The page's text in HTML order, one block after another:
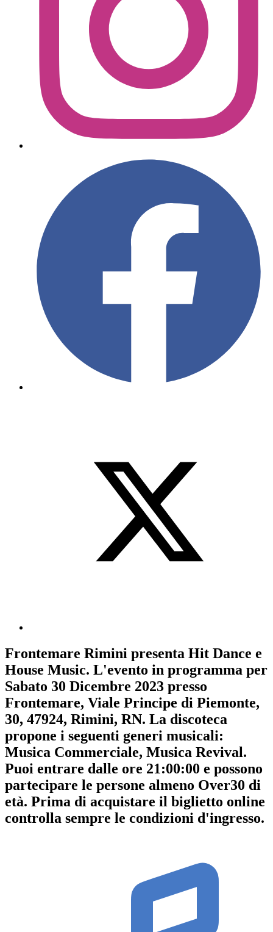
Frontemare Rimini presenta Hit Dance e
House Music. L'evento in programma per
Sabato 30 Dicembre 2023 presso
Frontemare, Viale Principe di Piemonte,
30, 47924, Rimini, RN. La discoteca
propone i seguenti generi musicali:
Musica Commerciale, Musica Revival.
Puoi entrare dalle ore 21:00:00 e possono
partecipare le persone almeno Over30 di
età. Prima di acquistare il biglietto online
controlla sempre le condizioni d'ingresso.